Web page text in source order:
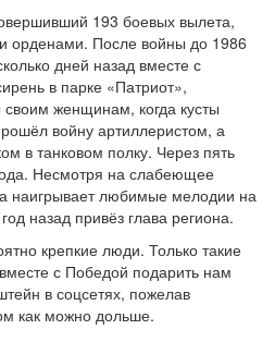
193 боевых вылета,
орденами. После войны до 1986
дней назад вместе с
в парке «Патриот»,
женщинам, когда кусты
войну артиллеристом, а
в танковом полку. Через пять
Несмотря на слабеющее
наигрывает любимые мелодии на
назад привёз глава региона.
крепкие люди. Только такие
с Победой подарить нам
в соцсетях, пожелав
как можно дольше.